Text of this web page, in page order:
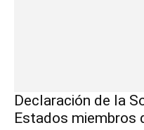
Declaración de la
Estados miembros